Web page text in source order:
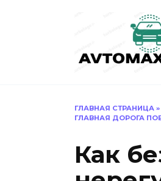
ГЛАВНАЯ СТРАНИЦА »
ГЛАВНАЯ ДОРОГА
Как